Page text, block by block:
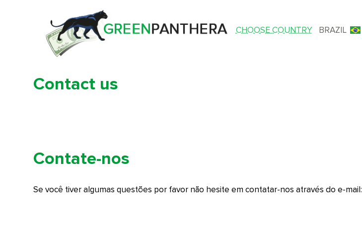
CHOOSE COUNTRY BRAZIL
Contact us
Contate-nos
Se você tiver algumas questões por favor não hesite em contatar-nos através do e-mail: